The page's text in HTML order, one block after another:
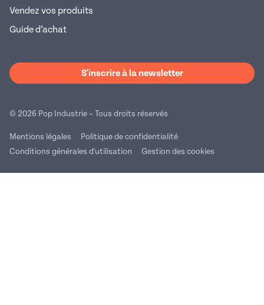
Vendez vos produits
Guide d’achat
S'inscrire à la newsletter
© 2026 Pop Industrie – Tous droits réservés
Mentions légales
Politique de confidentialité
Conditions générales d'utilisation
Gestion des cookies